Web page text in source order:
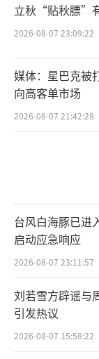
立秋“贴秋膘”
2026-08-07 23:09:22
媒体：星巴克被
向高客单市场
2026-08-07 21:42:28
台风白海豚已进
启动应急响应
2026-08-07 23:11:57
刘若雪方辟谣与
引发热议
2026-08-07 15:58:22